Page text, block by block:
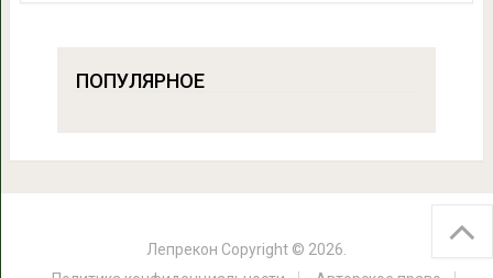
ПОПУЛЯРНОЕ
Лепрекон Copyright © 2026.